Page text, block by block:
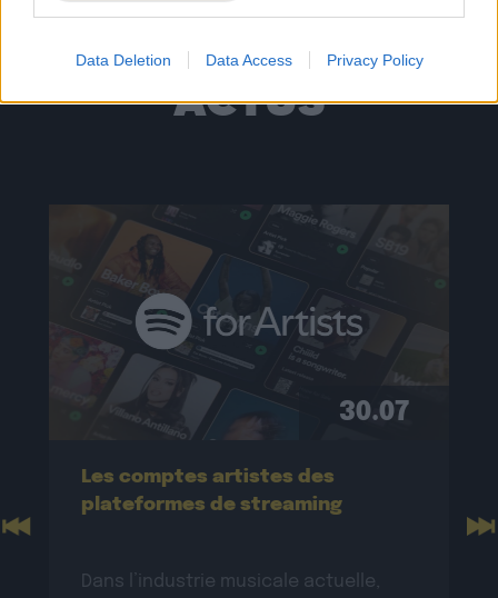
Data Deletion Data Access Privacy Policy
TOUTES LES
ACTUS
30.07
Les comptes artistes des
plateformes de streaming
Dans l’industrie musicale actuelle,
Previous